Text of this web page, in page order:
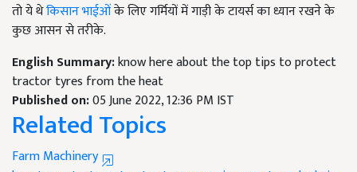
तो ये थेकिसान भाईओंके लिए गर्मियों में गाड़ी के टायर्स का ध्यान रखने के
कुछ आसन से तरीके.
English Summary:know here about the top tips to protect
tractor tyres from the heat
Published on:05 June 2022, 12:36 PM IST
Related Topics
Farm Machinery